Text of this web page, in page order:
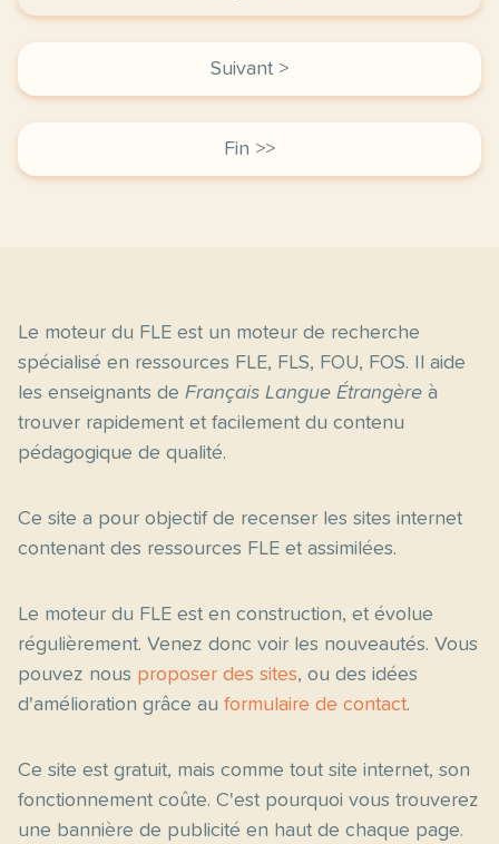
Suivant >
Fin >>
Le moteur du FLE est un moteur de recherche
spécialisé en ressources FLE, FLS, FOU, FOS. Il aide
les enseignants de Français Langue Étrangère à
trouver rapidement et facilement du contenu
pédagogique de qualité.
Ce site a pour objectif de recenser les sites internet
contenant des ressources FLE et assimilées.
Le moteur du FLE est en construction, et évolue
régulièrement. Venez donc voir les nouveautés. Vous
pouvez nous proposer des sites, ou des idées
d'amélioration grâce au formulaire de contact.
Ce site est gratuit, mais comme tout site internet, son
fonctionnement coûte. C'est pourquoi vous trouverez
une bannière de publicité en haut de chaque page.